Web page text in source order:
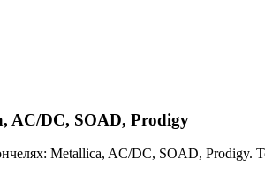
AC/DC, SOAD, Prodigy
Metallica, AC/DC, SOAD, Prodigy.